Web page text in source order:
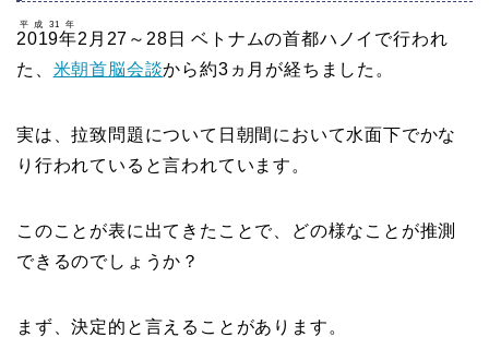
2019年
平成31年
2月27～28日 ベトナムの首都ハノイで行われ
た、 米朝首脳会談から約3ヵ月が経ちました。
実は、拉致問題について日朝間において水面下でかな
り行われていると言われています。
このことが表に出てきたことで、どの様なことが推測
できるのでしょうか？
まず、決定的と言えることがあります。